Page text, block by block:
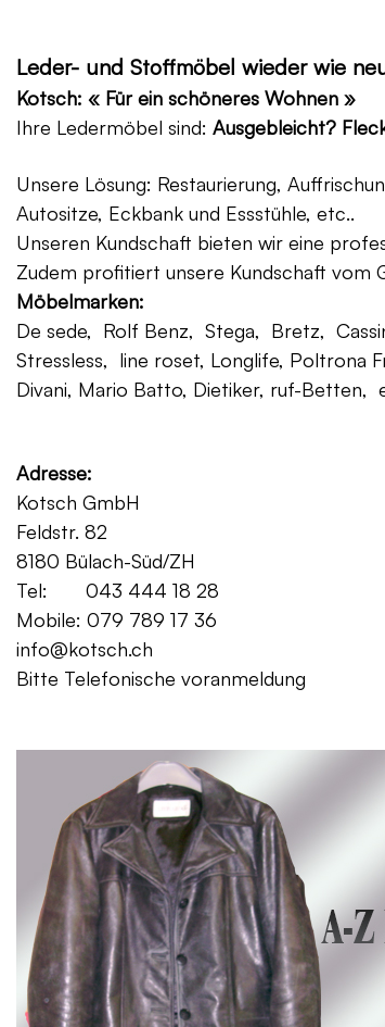
Leder- und Stoffmöbel wieder wie
Kotsch: « Für ein schöneres Wohnen »
Ihre Ledermöbel sind: Ausgebleicht?
Unsere Lösung: Restaurierung,
Autositze, Eckbank und Essstühle, etc..
Unseren Kundschaft bieten wir eine
Zudem profitiert unsere Kundschaft vom
Möbelmarken:
De sede, Rolf Benz, Stega, Bretz,
Stressless, line roset, Longlife, Poltrona
Divani, Mario Batto, Dietiker, ruf-Betten,
Adresse:
Kotsch GmbH Mo. –
Feldstr. 82 Sa.
8180 Bülach-
Tel: 043 444
Mobile: 079 789 17 36
info@kotsch.ch
Bitte Telefonische voranmeldung
Gratis